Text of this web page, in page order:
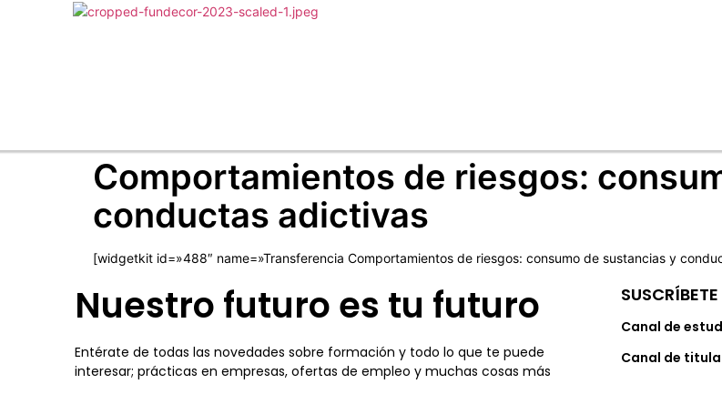
Comportamientos de riesgos:
conductas adictivas
[widgetkit id=»488″ name=»Transferencia Comportamientos de riesgos: consumo de sustancias y
Nuestro futuro es tu futuro
Entérate de todas las novedades sobre formación y todo lo que te puede
interesar; prácticas en empresas, ofertas de empleo y muchas cosas más
Canal de
Canal de